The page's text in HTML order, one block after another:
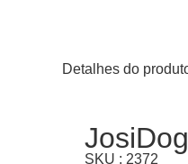
Detalhes do
SKU : 2372